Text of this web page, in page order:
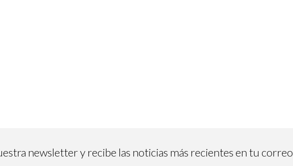
newsletter y recibe las noticias más recientes en tu correo